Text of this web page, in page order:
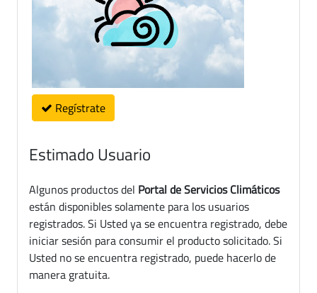
Regístrate
Estimado Usuario
Algunos productos del Portal de Servicios Climáticos
están disponibles solamente para los usuarios
registrados. Si Usted ya se encuentra registrado, debe
iniciar sesión para consumir el producto solicitado. Si
Usted no se encuentra registrado, puede hacerlo de
manera gratuita.